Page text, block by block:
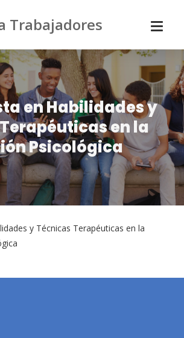
Trabajadores
en Habilidades y
en la
Psicológica
y Técnicas Terapéuticas en la